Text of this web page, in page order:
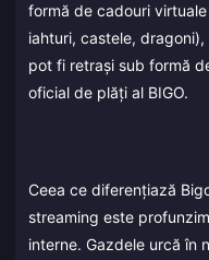
formă de cadouri
iahturi, castele,
pot fi retrași sub formă
oficial de plăți al BIGO.
Ceea ce diferențiază
streaming este
interne. Gazdele urcă în